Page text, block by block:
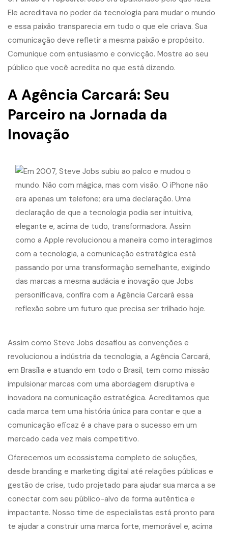
Ele acreditava no poder da tecnologia para mudar o mundo
e essa paixão transparecia em tudo o que ele criava. Sua
comunicação deve refletir a mesma paixão e propósito.
Comunique com entusiasmo e convicção. Mostre ao seu
público que você acredita no que está dizendo.
A Agência Carcará: Seu
Parceiro na Jornada da
Inovação
Assim como Steve Jobs desafiou as convenções e
revolucionou a indústria da tecnologia, a Agência Carcará,
em Brasília e atuando em todo o Brasil, tem como missão
impulsionar marcas com uma abordagem disruptiva e
inovadora na comunicação estratégica. Acreditamos que
cada marca tem uma história única para contar e que a
comunicação eficaz é a chave para o sucesso em um
mercado cada vez mais competitivo.
Oferecemos um ecossistema completo de soluções,
desde branding e marketing digital até relações públicas e
gestão de crise, tudo projetado para ajudar sua marca a se
conectar com seu público-alvo de forma autêntica e
impactante. Nosso time de especialistas está pronto para
te ajudar a construir uma marca forte, memorável e, acima